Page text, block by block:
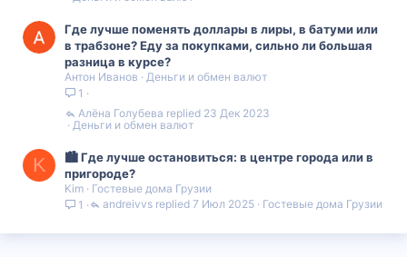
Где лучше поменять доллары в лиры, в батуми или
в трабзоне? Еду за покупками, сильно ли большая
разница в курсе?
Антон Иванов
Деньги и обмен валют
1
Деньги и обмен валют
23 Дек 2023
Алëна Голубева
K
🏙️ Где лучше остановиться: в центре города или в
пригороде?
Kim
Гостевые дома Грузии
1
Гостевые дома Грузии
7 Июл 2025
andreivvs